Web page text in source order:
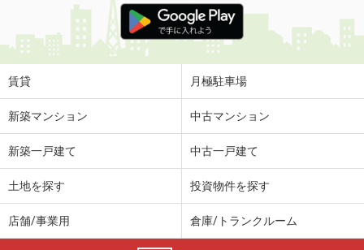
賃貸 月極駐車場
新築マンション 中古マンション
新築一戸建て 中古一戸建て
土地を探す 投資物件を探す
店舗/事業用 倉庫/トランクルーム